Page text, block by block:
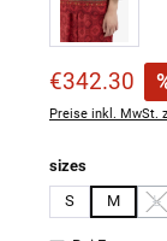
Verkaufspreis:
€342.30
Preise inkl. MwSt.
sizesauswählen
S
M L